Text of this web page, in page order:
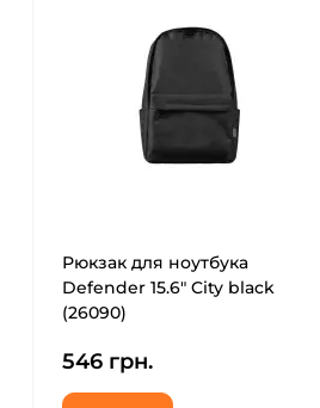
Рюкзак для ноутбука
Defender 15.6" City black
(26090)
546 грн.